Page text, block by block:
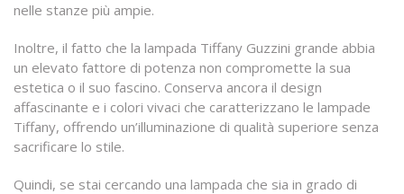
nelle stanze più ampie.
Inoltre, il fatto che la lampada Tiffany Guzzini grande abbia
un elevato fattore di potenza non compromette la sua
estetica o il suo fascino. Conserva ancora il design
affascinante e i colori vivaci che caratterizzano le lampade
Tiffany, offrendo un’illuminazione di qualità superiore senza
sacrificare lo stile.
Quindi, se stai cercando una lampada che sia in grado di